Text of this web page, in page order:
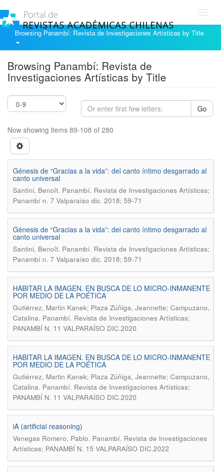
Browsing Panambí: Revista de Investigaciones Artísticas by Title
Browsing Panambí: Revista de
Investigaciones Artísticas by Title
Go
Now showing items 89-108 of 280
Génesis de “Gracias a la vida”: del canto íntimo desgarrado al
canto universal
Santini, Benoît. Panambí. Revista de Investigaciones Artísticas;
Panambí n. 7 Valparaíso dic. 2018; 59-71
Génesis de “Gracias a la vida”: del canto íntimo desgarrado al
canto universal
Santini, Benoît. Panambí. Revista de Investigaciones Artísticas;
Panambí n. 7 Valparaíso dic. 2018; 59-71
HABITAR LA IMAGEN. EN BUSCA DE LO MICRO-INMANENTE
POR MEDIO DE LA POÉTICA
Gutiérrez, Martin Kanek; Plaza Zúñiga, Jeannette; Campuzano,
Catalina. Panambí. Revista de Investigaciones Artísticas;
PANAMBÍ N. 11 VALPARAÍSO DIC.2020
HABITAR LA IMAGEN. EN BUSCA DE LO MICRO-INMANENTE
POR MEDIO DE LA POÉTICA
Gutiérrez, Martin Kanek; Plaza Zúñiga, Jeannette; Campuzano,
Catalina. Panambí. Revista de Investigaciones Artísticas;
PANAMBÍ N. 11 VALPARAÍSO DIC.2020
iA (artificial reasoning)
Venegas Romero, Pablo. Panambí. Revista de Investigaciones
Artísticas; PANAMBÍ N. 15 VALPARAÍSO DIC.2022